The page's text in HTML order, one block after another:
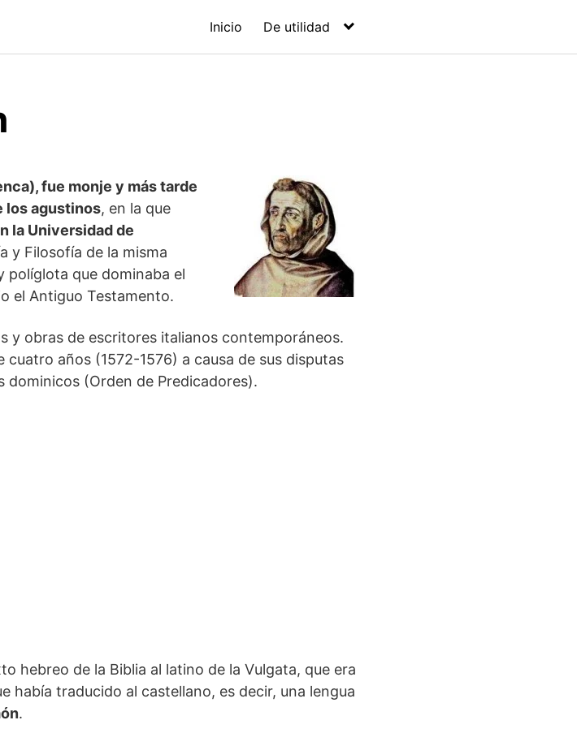
Inicio De utilidad
fue monje y más tarde
los agustinos, en la que
la Universidad de
y Filosofía de la misma
políglota que dominaba el
el Antiguo Testamento.
y obras de escritores italianos contemporáneos.
cuatro años (1572-1576) a causa de sus disputas
dominicos (Orden de Predicadores).
hebreo de la Biblia al latino de la Vulgata, que era
había traducido al castellano, es decir, una lengua
.